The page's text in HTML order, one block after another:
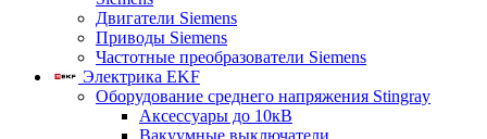
Двигатели Siemens
Приводы Siemens
Частотные преобразователи Siemens
Электрика EKF
Оборудование среднего напряжения Stingray
Аксессуары до 10кВ
Вакуумные выключатели